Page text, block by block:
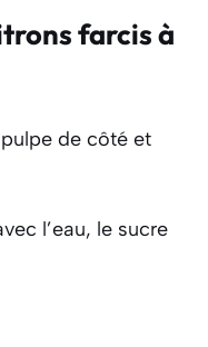
farcis à
de côté et
l’eau, le sucre